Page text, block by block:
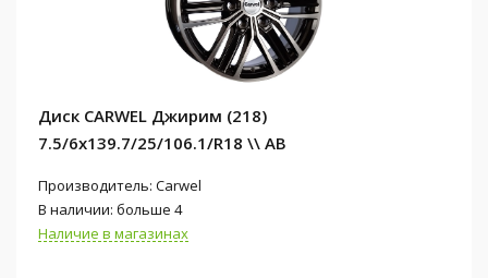
Диск CARWEL Джирим (218)
7.5/6x139.7/25/106.1/R18 \\ AB
Производитель: Carwel
В наличии: больше 4
Наличие в магазинах